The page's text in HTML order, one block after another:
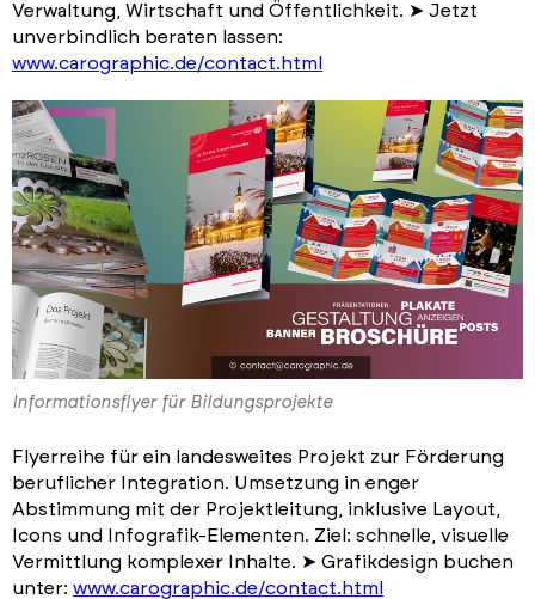
Verwaltung, Wirtschaft und Öffentlichkeit. ➤ Jetzt
unverbindlich beraten lassen:
www.carographic.de/contact.html
Informationsflyer für Bildungsprojekte
Flyerreihe für ein landesweites Projekt zur Förderung
beruflicher Integration. Umsetzung in enger
Abstimmung mit der Projektleitung, inklusive Layout,
Icons und Infografik-Elementen. Ziel: schnelle, visuelle
Vermittlung komplexer Inhalte. ➤ Grafikdesign buchen
unter: www.carographic.de/contact.html